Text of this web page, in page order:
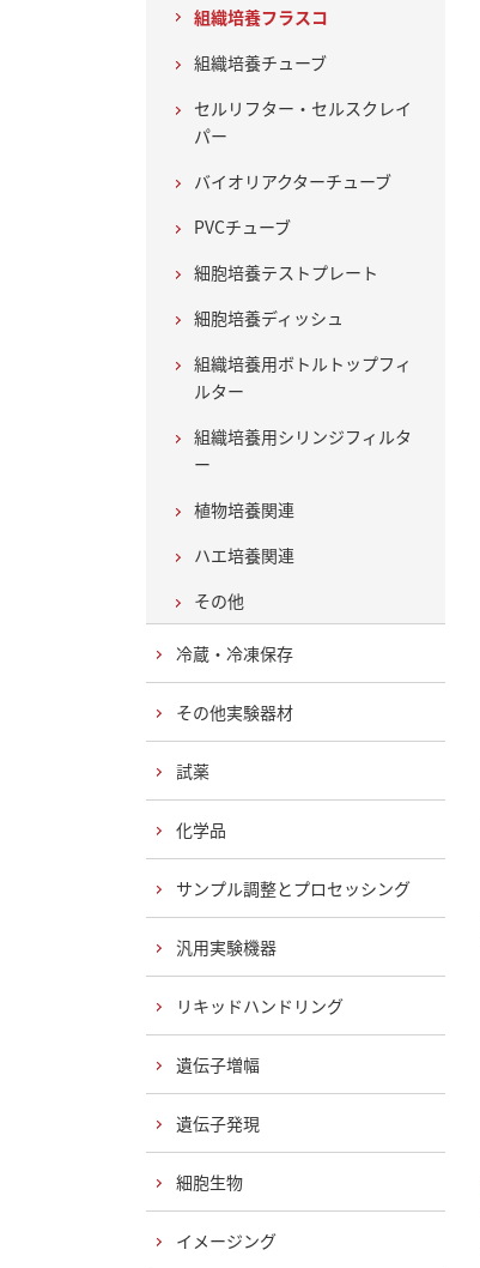
組織培養フラスコ
組織培養チューブ
セルリフター・セルスクレイ
パー
バイオリアクターチューブ
PVCチューブ
細胞培養テストプレート
細胞培養ディッシュ
組織培養用ボトルトップフィ
ルター
組織培養用シリンジフィルタ
ー
植物培養関連
ハエ培養関連
その他
冷蔵・冷凍保存
その他実験器材
試薬
化学品
サンプル調整とプロセッシング
汎用実験機器
リキッドハンドリング
遺伝子増幅
遺伝子発現
細胞生物
イメージング